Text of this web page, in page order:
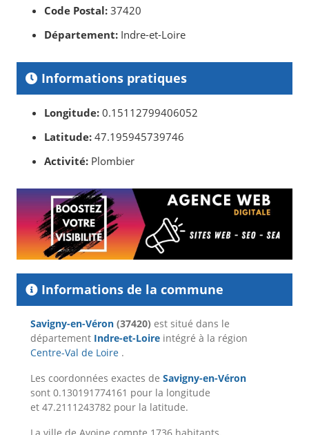
Code Postal: 37420
Département: Indre-et-Loire
Informations pratiques
Longitude: 0.15112799406052
Latitude: 47.195945739746
Activité: Plombier
Informations de la commune
Savigny-en-Véron (37420) est situé dans le
département Indre-et-Loire intégré à la région
Centre-Val de Loire .
Les coordonnées exactes de Savigny-en-Véron
sont 0.130191774161 pour la longitude
et 47.2111243782 pour la latitude.